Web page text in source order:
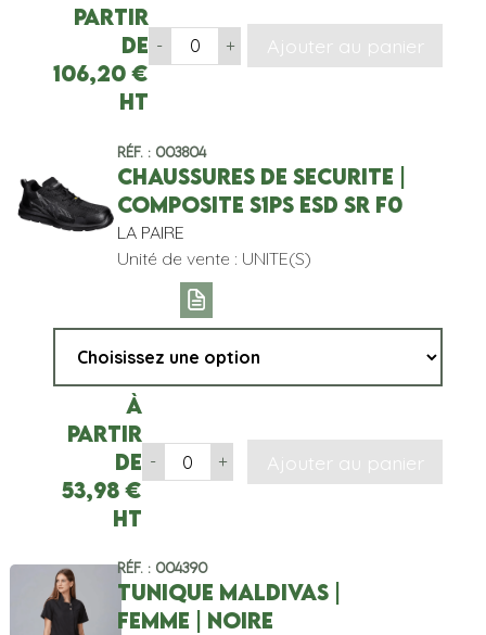
partir
de
106,20€
HT
- + Ajouter au panier
Réf. : 003804
CHAUSSURES DE SECURITE |
COMPOSITE S1PS ESD SR F0
LA PAIRE
Unité de vente : UNITE(S)
À
partir
de
53,98 €
HT
- + Ajouter au panier
Réf. : 004390
TUNIQUE MALDIVAS |
FEMME | NOIRE